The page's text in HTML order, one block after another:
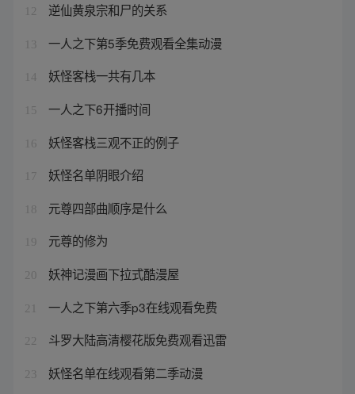
12 逆仙黄泉宗和尸的关系
13 一人之下第5季免费观看全集动漫
14 妖怪客栈一共有几本
15 一人之下6开播时间
16 妖怪客栈三观不正的例子
17 妖怪名单阴眼介绍
18 元尊四部曲顺序是什么
19 元尊的修为
20 妖神记漫画下拉式酷漫屋
21 一人之下第六季p3在线观看免费
22 斗罗大陆高清樱花版免费观看迅雷
23 妖怪名单在线观看第二季动漫